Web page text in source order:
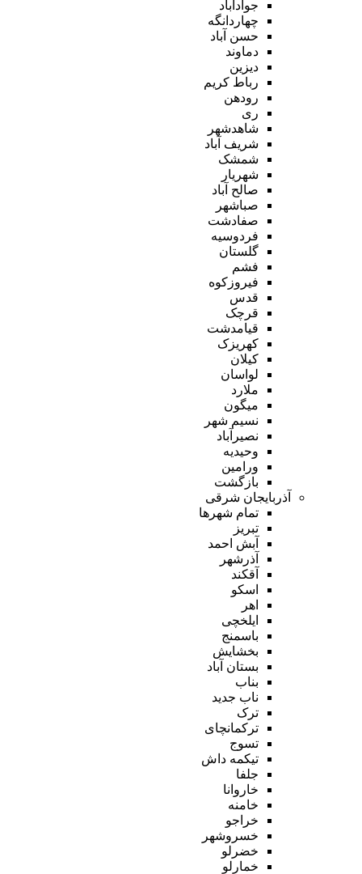
جوادآباد
چهاردانگه
حسن آباد
دماوند
دیزین
رباط کریم
رودهن
ری
شاهدشهر
شریف آباد
شمشک
شهریار
صالح آباد
صباشهر
صفادشت
فردوسیه
گلستان
فشم
فیروزکوه
قدس
قرچک
قیامدشت
کهریزک
کیلان
لواسان
ملارد
میگون
نسیم شهر
نصیرآباد
وحیدیه
ورامین
بازگشت
آذربایجان شرقی
تمام شهر‌ها
تبریز
آبش احمد
آذرشهر
آقکند
اسکو
اهر
ایلخچی
باسمنج
بخشایش
بستان آباد
بناب
ناب جدید
ترک
ترکمانچای
تسوج
تیکمه داش
جلفا
خاروانا
خامنه
خراجو
خسروشهر
خضرلو
خمارلو